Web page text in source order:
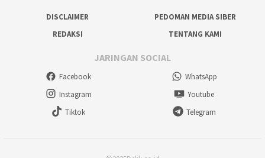
DISCLAIMER
PEDOMAN MEDIA SIBER
REDAKSI
TENTANG KAMI
JARINGAN SOCIAL
Facebook
WhatsApp
Instagram
Youtube
Tiktok
Telegram